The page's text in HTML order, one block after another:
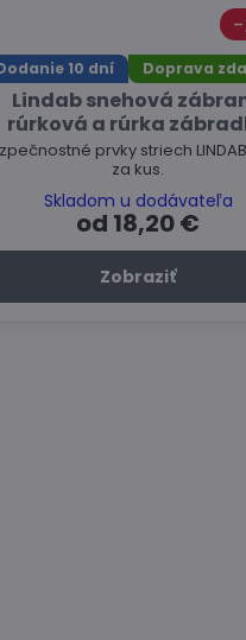
10 dní Doprava
Lindab snehová
rúrková a rúrka
prvky striech
za kus.
Skladom u dodávateľa
od 18,20 €
Zobraziť